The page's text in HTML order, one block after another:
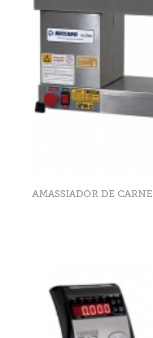
AMASSIADOR DE